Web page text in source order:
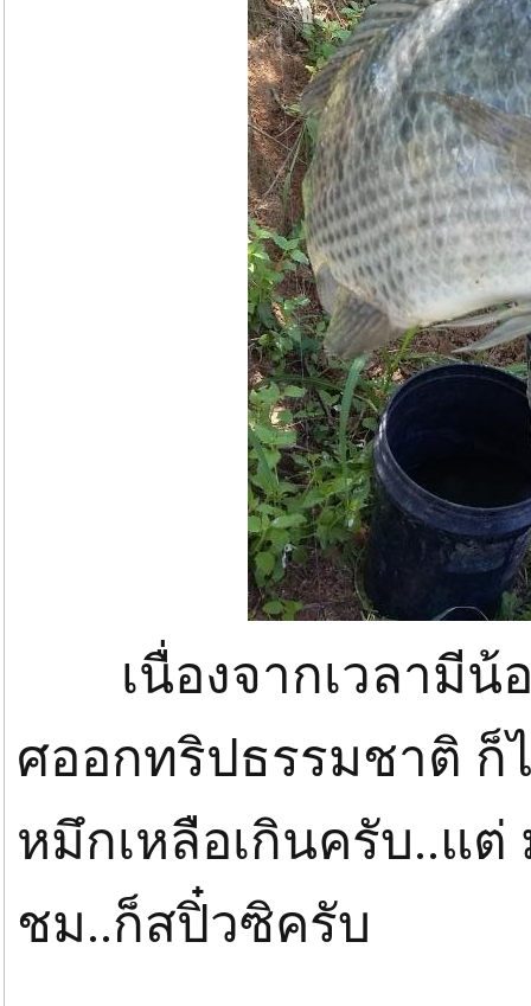
เนื่องจากเวลามีน้อ
ศออกทริปธรรมชาติ ก็
หมึกเหลือเกินครับ..แต่
ชม..ก็สปิ๋วซิครับ